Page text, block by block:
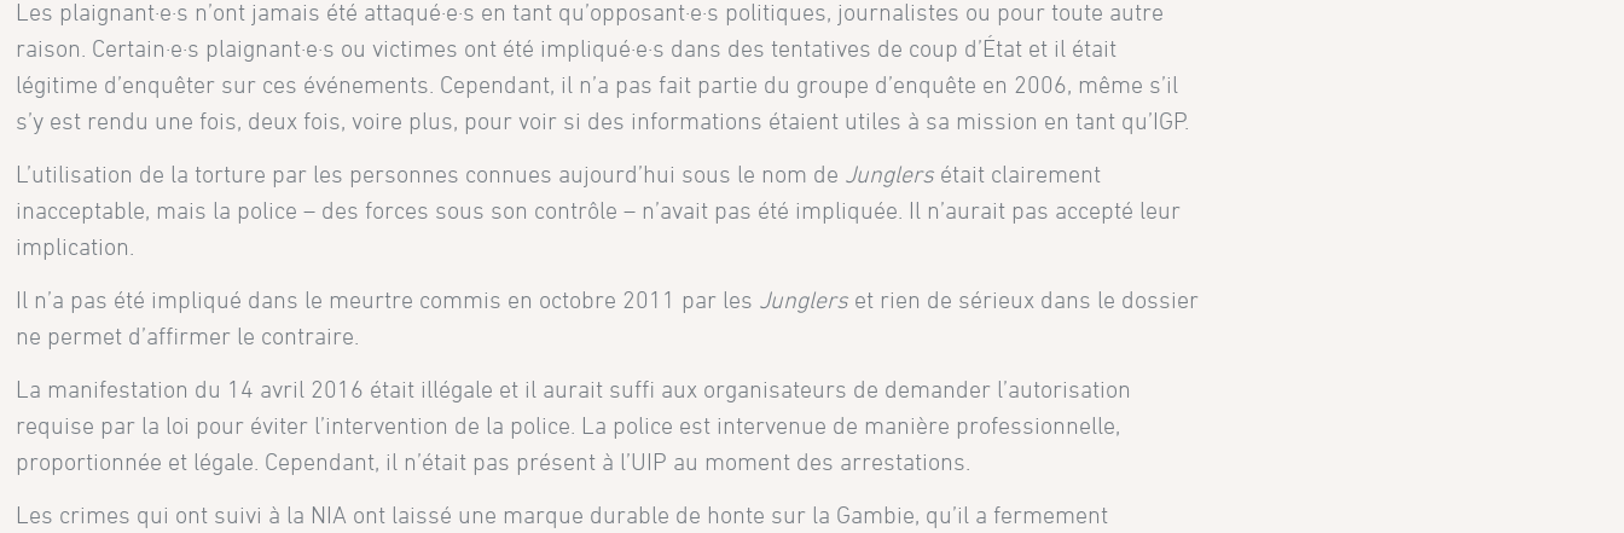
Les plaignant·e·s n’ont jamais été attaqué·e·s en tant qu’opposant·e·s politiques, journalistes ou pour toute autre
raison. Certain·e·s plaignant·e·s ou victimes ont été impliqué·e·s dans des tentatives de coup d’État et il était
légitime d’enquêter sur ces événements. Cependant, il n’a pas fait partie du groupe d’enquête en 2006, même s’il
s’y est rendu une fois, deux fois, voire plus, pour voir si des informations étaient utiles à sa mission en tant qu’IGP.
L’utilisation de la torture par les personnes connues aujourd’hui sous le nom de Junglers était clairement
inacceptable, mais la police – des forces sous son contrôle – n’avait pas été impliquée. Il n’aurait pas accepté leur
implication.
Il n’a pas été impliqué dans le meurtre commis en octobre 2011 par les Junglers et rien de sérieux dans le dossier
ne permet d’affirmer le contraire.
La manifestation du 14 avril 2016 était illégale et il aurait suffi aux organisateurs de demander l’autorisation
requise par la loi pour éviter l’intervention de la police. La police est intervenue de manière professionnelle,
proportionnée et légale. Cependant, il n’était pas présent à l’UIP au moment des arrestations.
Les crimes qui ont suivi à la NIA ont laissé une marque durable de honte sur la Gambie, qu’il a fermement